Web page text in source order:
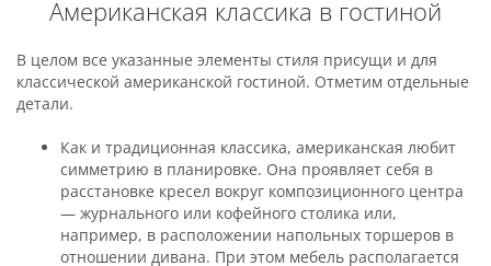
Американская классика в гостиной
В целом все указанные элементы стиля присущи и для
классической американской гостиной. Отметим отдельные
детали.
Как и традиционная классика, американская любит
симметрию в планировке. Она проявляет себя в
расстановке кресел вокруг композиционного центра
— журнального или кофейного столика или,
например, в расположении напольных торшеров в
отношении дивана. При этом мебель располагается